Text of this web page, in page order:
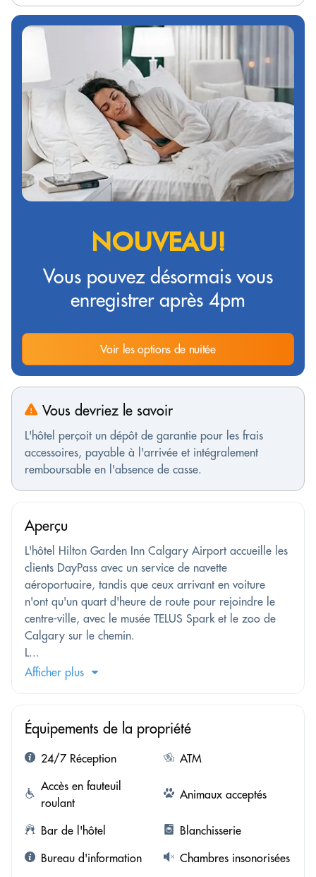
NOUVEAU!
Vous pouvez désormais vous
enregistrer après 4pm
Voir les options de nuitée
Vous devriez le savoir
L'hôtel perçoit un dépôt de garantie pour les frais
accessoires, payable à l'arrivée et intégralement
remboursable en l'absence de casse.
Aperçu
L'hôtel Hilton Garden Inn Calgary Airport accueille les
clients DayPass avec un service de navette
aéroportuaire, tandis que ceux arrivant en voiture
n'ont qu'un quart d'heure de route pour rejoindre le
centre-ville, avec le musée TELUS Spark et le zoo de
Calgary sur le chemin.
L...
Afficher plus
Équipements de la propriété
24/7 Réception
ATM
Accès en fauteuil
roulant
Animaux acceptés
Bar de l'hôtel
Blanchisserie
Bureau d'information
Chambres insonorisées